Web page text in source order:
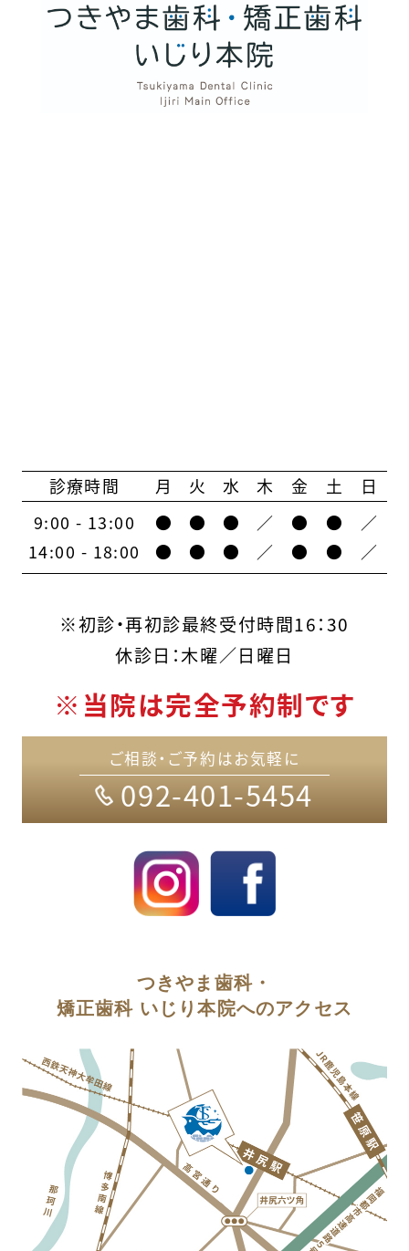
診療時間 月 火 水 木 金 土
日
9:00 - 13:00
● ● ● ／ ● ●
／
14:00 - 18:00
● ● ● ／ ● ● ／
※初診・再初診最終受付時間16：30
休診日：木曜／日曜日
※当院は完全予約制です
ご相談・ご予約はお気軽に
092-401-5454
つきやま歯科・
矯正歯科 いじり本院へのアクセス